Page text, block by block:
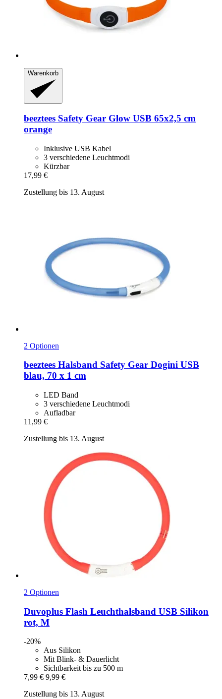
Warenkorb
beeztees Safety Gear Glow USB 65x2,5 cm
orange
Inklusive USB Kabel
3 verschiedene Leuchtmodi
Kürzbar
17,99 €
Zustellung bis 13. August
2 Optionen
beeztees Halsband Safety Gear Dogini USB
blau, 70 x 1 cm
LED Band
3 verschiedene Leuchtmodi
Aufladbar
11,99 €
Zustellung bis 13. August
2 Optionen
Duvoplus Flash Leuchthalsband USB Silikon
rot, M
-20%
Aus Silikon
Mit Blink- & Dauerlicht
Sichtbarkeit bis zu 500 m
7,99 € 9,99 €
Zustellung bis 13. August